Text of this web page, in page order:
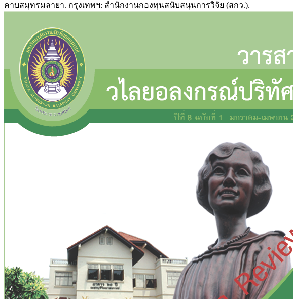
คาบสมุทรมลายา. กรุงเทพฯ: สำนักงานกองทุนสนับสนุนการวิจัย (สกว.).